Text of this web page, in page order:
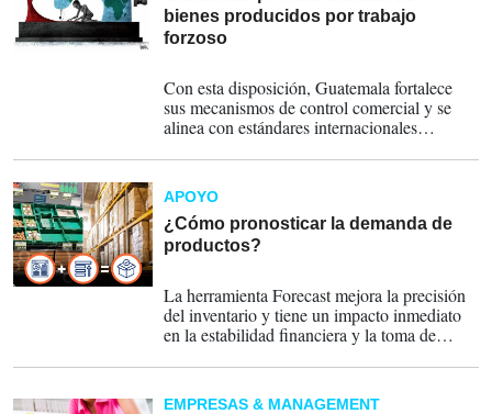
bienes producidos por trabajo
forzoso
Con esta disposición, Guatemala fortalece
sus mecanismos de control comercial y se
alinea con estándares internacionales
APOYO
¿Cómo pronosticar la demanda de
productos?
La herramienta Forecast mejora la precisión
del inventario y tiene un impacto inmediato
en la estabilidad financiera y la toma de
EMPRESAS & MANAGEMENT